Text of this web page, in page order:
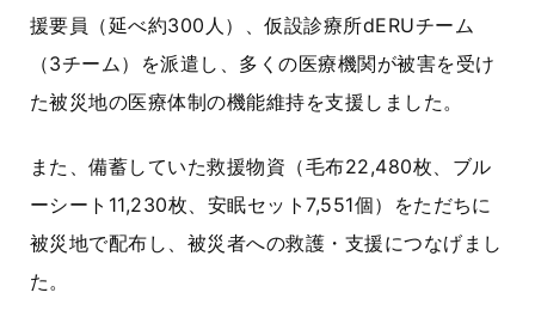
援要員（延べ約300人 ）、仮設診療所dERUチーム
（3チーム）を派遣し、多くの医療機関が被害を受け
た被災地の医療体制の機能維持を支援しました。
また、備蓄していた救援物資（毛布22,480枚、ブル
ーシート 11,230枚、安眠セット7,551個）をただちに
被災地で配布し、被災者への救護・支援につなげまし
た。